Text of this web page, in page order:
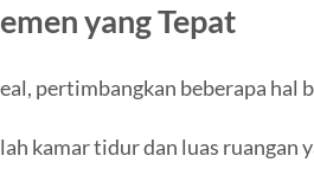
yang Tepat
pertimbangkan beberapa hal
kamar tidur dan luas ruangan